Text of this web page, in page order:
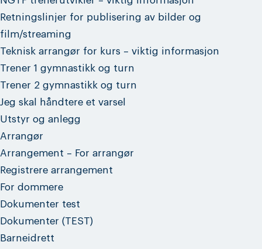
Retningslinjer for publisering av bilder og
film/streaming
Teknisk arrangør for kurs – viktig informasjon
Trener 1 gymnastikk og turn
Trener 2 gymnastikk og turn
Jeg skal håndtere et varsel
Utstyr og anlegg
Arrangør
Arrangement – For arrangør
Registrere arrangement
For dommere
Dokumenter test
Dokumenter (TEST)
Barneidrett